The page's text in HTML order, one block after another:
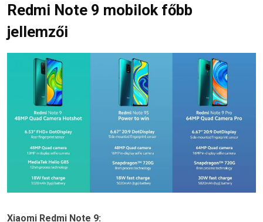
Redmi Note 9 mobilok főbb
jellemzői
Xiaomi Redmi Note 9: